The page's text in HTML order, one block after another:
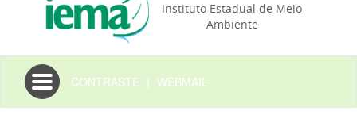
Instituto Estadual de Meio
Ambiente
Toggle
navigation
CONTRASTE | WEBMAIL